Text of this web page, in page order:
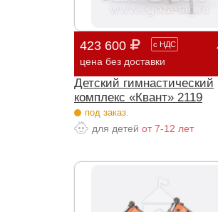
423 600 с НДС
цена без доставки
Детский гимнастический
комплекс «Квант» 2119
под заказ.
для детей от 7-12 лет